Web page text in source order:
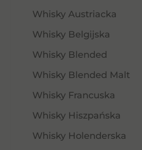
Whisky Austriacka
Whisky Belgijska
Whisky Blended
Whisky Blended Malt
Whisky Francuska
Whisky Hiszpańska
Whisky Holenderska
Aberfeldy 16YO